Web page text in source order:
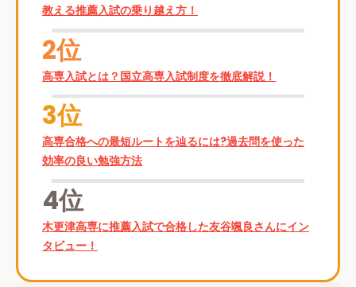
教える推薦入試の乗り越え方！
2位
高専入試とは？国立高専入試制度を徹底解説！
3位
高専合格への最短ルートを辿るには?過去問を使った
効率の良い勉強方法
4位
木更津高専に推薦入試で合格した友谷颯良さんにイン
タビュー！